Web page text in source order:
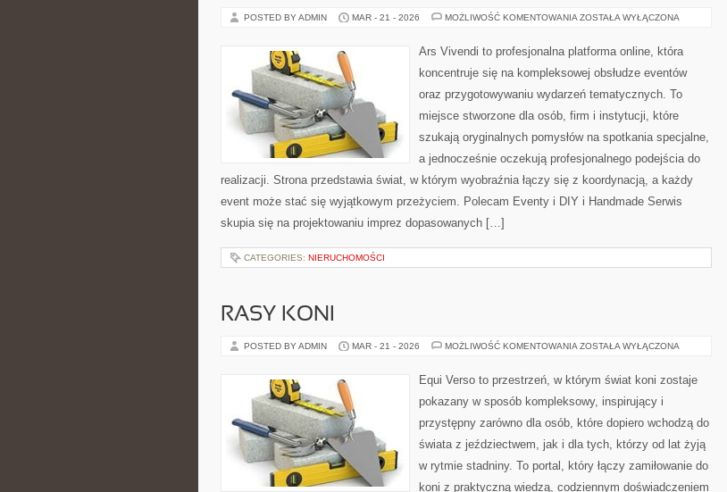
POSTED BY ADMIN MAR - 21 - 2026 MOŻLIWOŚĆ KOMENTOWANIA BABY
GENDER
REVEAL
ZOSTAŁA WYŁĄCZONA
Ars Vivendi to profesjonalna platforma online, która
koncentruje się na kompleksowej obsłudze eventów
oraz przygotowywaniu wydarzeń tematycznych. To
miejsce stworzone dla osób, firm i instytucji, które
szukają oryginalnych pomysłów na spotkania specjalne,
a jednocześnie oczekują profesjonalnego podejścia do
realizacji. Strona przedstawia świat, w którym wyobraźnia łączy się z koordynacją, a każdy
event może stać się wyjątkowym przeżyciem. Polecam Eventy i DIY i Handmade Serwis
skupia się na projektowaniu imprez dopasowanych […]
CATEGORIES: NIERUCHOMOŚCI
RASY KONI
POSTED BY ADMIN MAR - 21 - 2026 MOŻLIWOŚĆ KOMENTOWANIA RASY
ZOSTAŁA WYŁĄCZONA
Equi Verso to przestrzeń, w którym świat koni zostaje
pokazany w sposób kompleksowy, inspirujący i
przystępny zarówno dla osób, które dopiero wchodzą do
świata z jeździectwem, jak i dla tych, którzy od lat żyją
w rytmie stadniny. To portal, który łączy zamiłowanie do
koni z praktyczną wiedzą, codziennym doświadczeniem